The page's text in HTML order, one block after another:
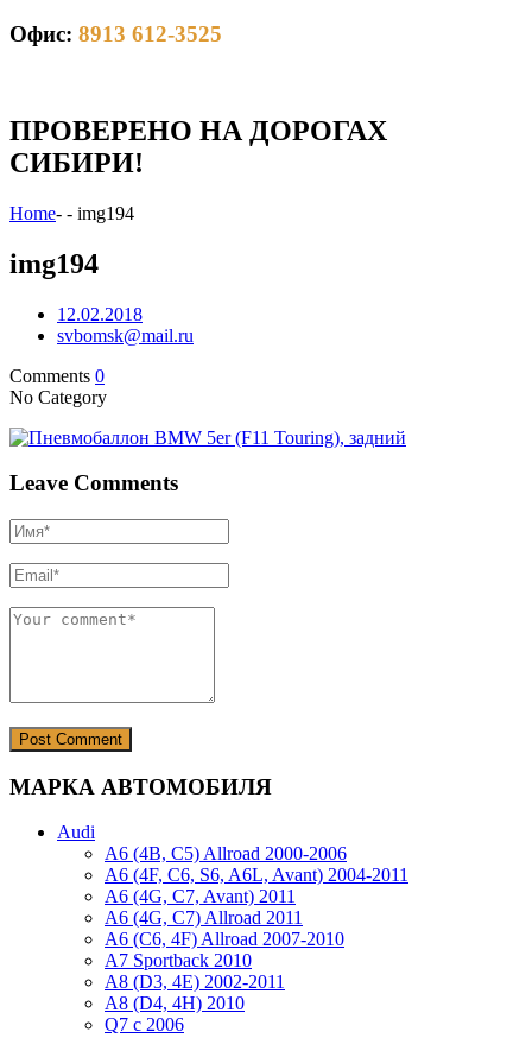
Офис: 8913 612-3525
ПРОВЕРЕНО НА ДОРОГАХ
СИБИРИ!
Home- - img194
img194
12.02.2018
svbomsk@mail.ru
Comments 0
No Category
Leave Comments
МАРКА АВТОМОБИЛЯ
Audi
A6 (4B, C5) Allroad 2000-2006
A6 (4F, C6, S6, A6L, Avant) 2004-2011
A6 (4G, C7, Avant) 2011
A6 (4G, C7) Allroad 2011
A6 (C6, 4F) Allroad 2007-2010
A7 Sportback 2010
A8 (D3, 4E) 2002-2011
A8 (D4, 4H) 2010
Q7 с 2006